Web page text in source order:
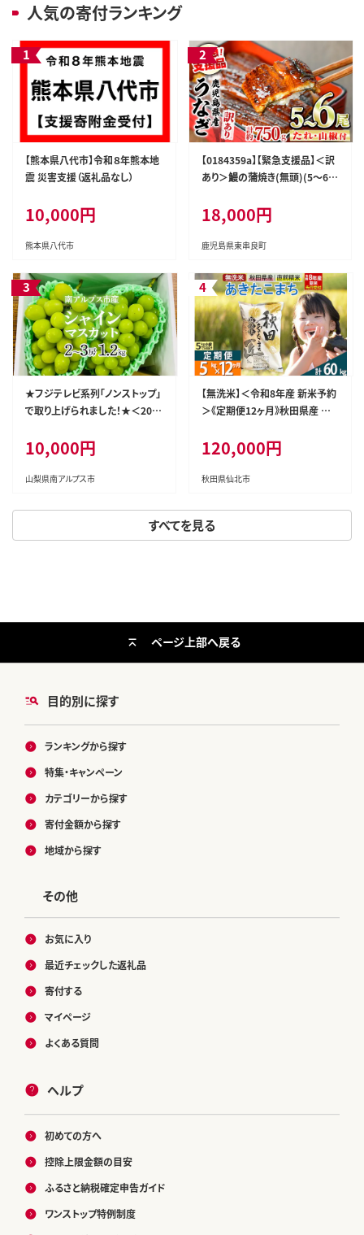
人気の寄付ランキング
すべてを見る
【熊本県八代市】令和８年熊本地
震 災害支援（返礼品なし）
10,000円
熊本県八代市
【0184359a】【緊急支援品】＜訳
あり＞鰻の蒲焼き(無頭)(5～6
なぎ ウナギ 鰻 国産 蒲焼 蒲焼き
たれ 鹿児島 ふるさと 人気 支援
【アクアおおすみ】
18,000円
鹿児島県東串良町
★フジテレビ系列「ノンストップ」
で取り上げられました！★＜202
市産シャインマスカット1.2kg以
上（2～3房） クール便発送 ALPA
G007
10,000円
山梨県南アルプス市
【無洗米】＜令和8年産 新米予約
＞《定期便12ヶ月》秋田県産 あき
回 5キロ お米 匠 [サンファーム
西木 米5kg 米 5kg 米 5kg定期
便 お米定期便 あきたこまち ごは
120,000円
秋田県仙北市
目的別に探す
ランキングから探す
特集・キャンペーン
カテゴリーから探す
寄付金額から探す
地域から探す
その他
お気に入り
最近チェックした返礼品
寄付する
マイページ
よくある質問
ヘルプ
初めての方へ
控除上限金額の目安
ふるさと納税確定申告ガイド
ワンストップ特例制度
ページ上部へ戻る